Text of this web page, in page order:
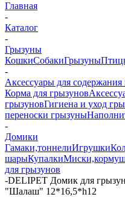
Главная
-
Каталог
-
Грызуны
КошкиСобакиГрызуны
-
Аксессуары для содержания
Корма для грызунов
грызуновГигиена и уход
переноски грызуны
-
Домики
Гамаки,тоннелиИгрушки
шарыКупалки
для грызунов
-DELIPET Домик для
"Шалаш" 12*16,5*h12